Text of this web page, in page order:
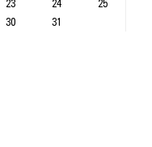
23 24
25
30 31